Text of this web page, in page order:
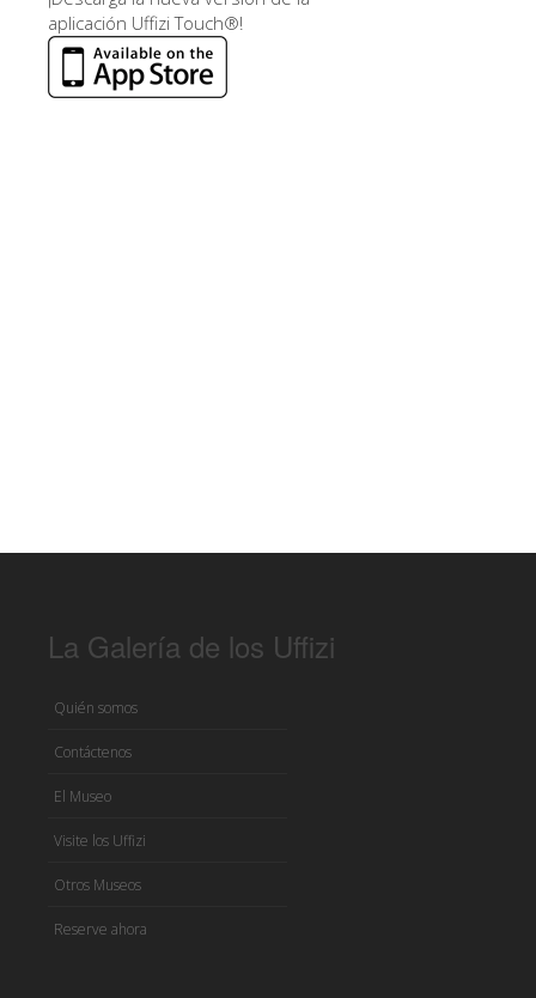
aplicación Uffizi Touch®!
La Galería de los Uffizi
Quién somos
Contáctenos
El Museo
Visite los Uffizi
Otros Museos
Reserve ahora